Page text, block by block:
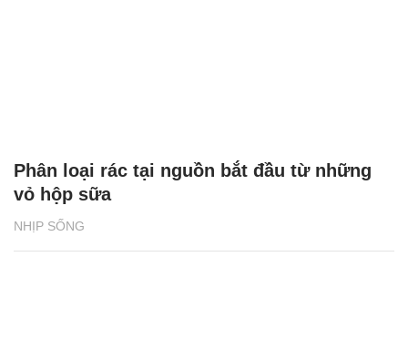
NHỊP SỐNG
Phân loại rác tại nguồn bắt đầu từ những
vỏ hộp sữa